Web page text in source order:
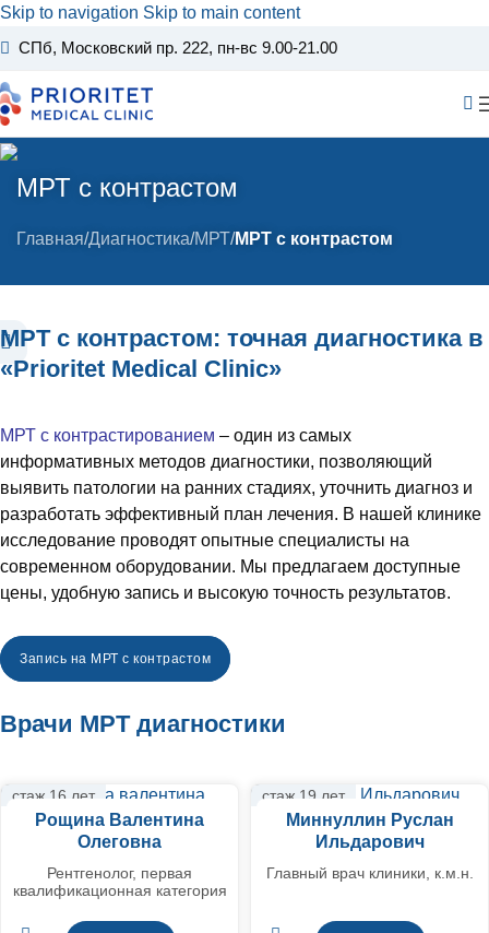
Skip to navigation Skip to main content
СПб, Московский пр. 222, пн-вс 9.00-21.00
МРТ с контрастом
Главная/Диагностика/МРТ/МРТ с контрастом
МРТ с контрастом: точная диагностика в
«Prioritet Medical Clinic»
МРТ с контрастированием – один из самых
информативных методов диагностики, позволяющий
выявить патологии на ранних стадиях, уточнить диагноз и
разработать эффективный план лечения. В нашей клинике
исследование проводят опытные специалисты на
современном оборудовании. Мы предлагаем доступные
цены, удобную запись и высокую точность результатов.
Запись на МРТ c контрастом
Врачи МРТ диагностики
стаж 16 лет
Рощина Валентина
Олеговна
Рентгенолог, первая
квалификационная категория
стаж 19 лет
Миннуллин Руслан
Ильдарович
Главный врач клиники, к.м.н.